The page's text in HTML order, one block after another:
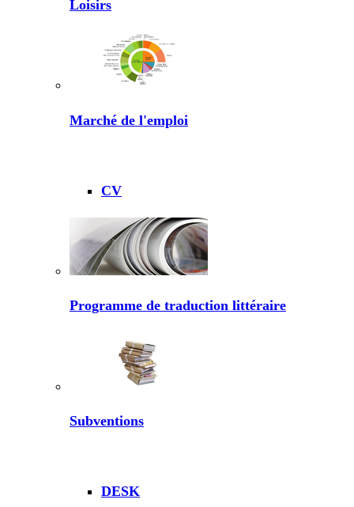
Loisirs
Marché de l'emploi
CV
Programme de traduction littéraire
Subventions
DESK